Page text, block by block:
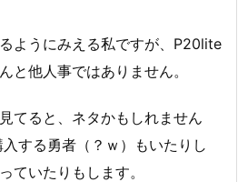
ようにみえる私ですが、P20lite
と他人事ではありません。
てると、ネタかもしれません
する勇者（？ｗ）もいたりし
ていたりもします。